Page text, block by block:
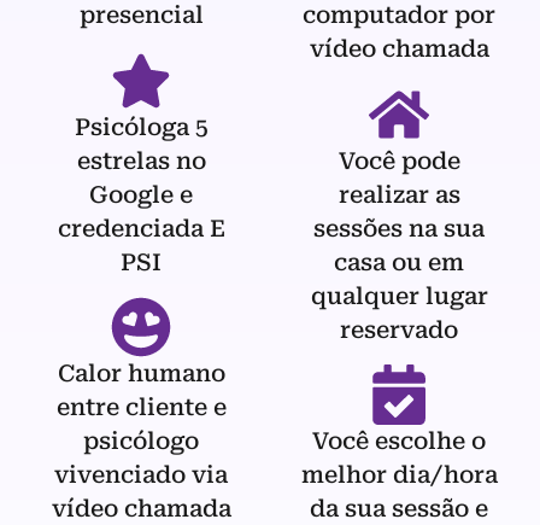
presencial
Psicóloga 5
estrelas no
Google e
credenciada E
PSI
Calor humano
entre cliente e
psicólogo
vivenciado via
vídeo chamada
computador por
vídeo chamada
Você pode
realizar as
sessões na sua
casa ou em
qualquer lugar
reservado
Você escolhe o
melhor dia/hora
da sua sessão e